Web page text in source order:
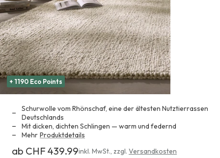
+ 1190 Eco Points
Schurwolle vom Rhönschaf, eine der ältesten Nutztierrassen
Deutschlands
Mit dicken, dichten Schlingen — warm und federnd
Mehr Produktdetails
Erhältlich
ab CHF 439.99inkl. MwSt. zzgl. Versandkosten